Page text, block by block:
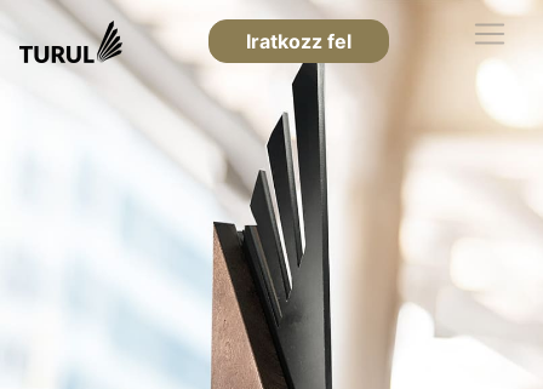
Iratkozz fel